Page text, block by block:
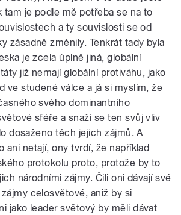
tam je podle mě potřeba se na to
a ty souvislosti se od
zásadně změnily. Tenkrát tady byla
je zcela úplně jiná, globální
již nemají globální protiváhu, jako
ve studené válce a já si myslím, že
svého dominantního
sféře a snaží se ten svůj vliv
dosaženo těch jejich zájmů. A
ani netají, ony tvrdí, že například
protokolu proto, protože by to
národními zájmy. Čili oni dávají své
celosvětové, aniž by si
jako leader světový by měli dávat